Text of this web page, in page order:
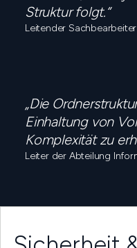
Struktur folgt.“
Leitender Sachbearbeiter
„Die
Einhaltung von
Komplexität zu
Leiter der Abteilung